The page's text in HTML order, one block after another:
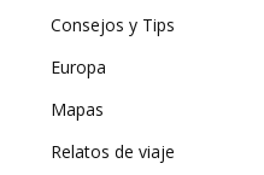
Consejos y Tips
Europa
Mapas
Relatos de viaje